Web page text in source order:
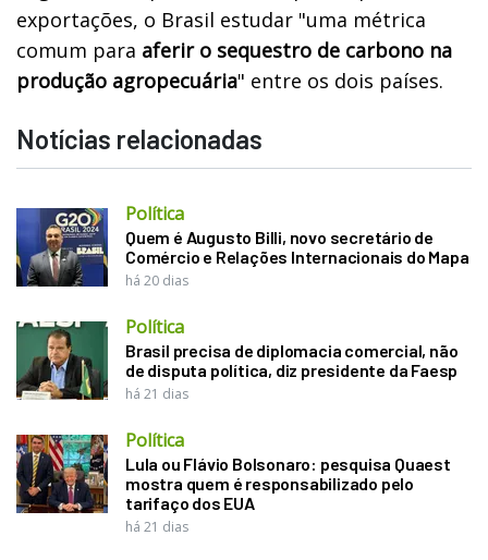
exportações, o Brasil estudar "uma métrica
comum para aferir o sequestro de carbono na
produção agropecuária" entre os dois países.
Notícias relacionadas
Política
Quem é Augusto Billi, novo secretário de
Comércio e Relações Internacionais do Mapa
há 20 dias
Política
Brasil precisa de diplomacia comercial, não
de disputa política, diz presidente da Faesp
há 21 dias
Política
Lula ou Flávio Bolsonaro: pesquisa Quaest
mostra quem é responsabilizado pelo
tarifaço dos EUA
há 21 dias